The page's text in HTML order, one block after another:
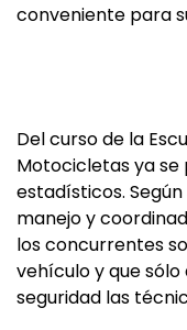
conveniente para
Del curso de la
Motocicletas ya se
estadísticos.
manejo y
los concurrentes
vehículo y que
seguridad las